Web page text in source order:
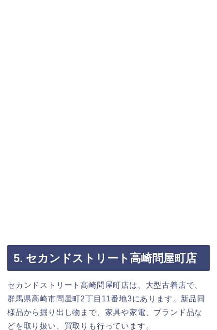
5. セカンドストリート高崎問屋町店
セカンドストリート高崎問屋町店は、大型古着店で、
群馬県高崎市問屋町2丁目11番地3にあります。新品同
様品から掘り出し物まで、家具や家電、ブランド品な
どを取り扱い、買取りも行っています。